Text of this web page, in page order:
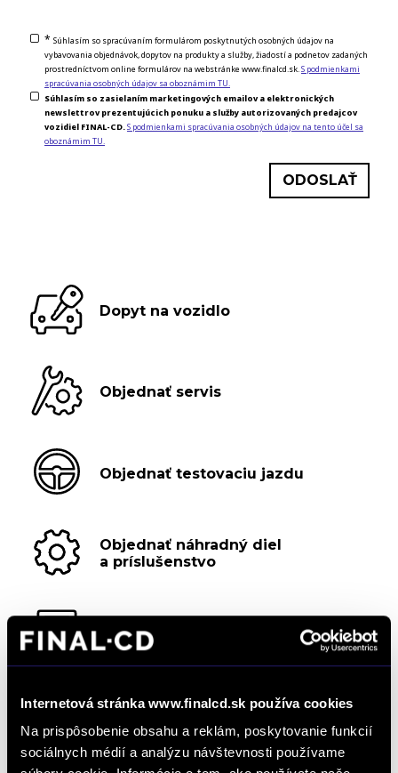
Internetová stránka www.finalcd.sk používa cookies
Na prispôsobenie obsahu a reklám, poskytovanie funkcií
sociálnych médií a analýzu návštevnosti používame
* Súhlasím so spracúvaním formulárom poskytnutých osobných údajov na
vybavovania objednávok, dopytov na produkty a služby, žiadostí a podnetov zadaných
prostredníctvom online formulárov na webstránke www.finalcd.sk. S podmienkami
spracúvania osobných údajov sa oboznámim TU.
Súhlasím so zasielaním marketingových emailov a elektronických
newslettrov prezentujúcich ponuku a služby autorizovaných predajcov
vozidiel FINAL-CD. S podmienkami spracúvania osobných údajov na tento účel sa
oboznámim TU.
Dopyt na vozidlo
Objednať servis
Objednať testovaciu jazdu
Objednať náhradný diel
a príslušenstvo
Kalkulácia financovania